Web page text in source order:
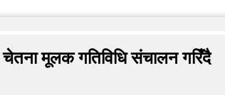
चेतना मूलक गतिविधि संचालन गरिँदै